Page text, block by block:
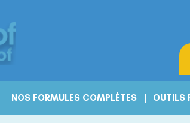
NOS FORMULES COMPLÈTES OUTILS